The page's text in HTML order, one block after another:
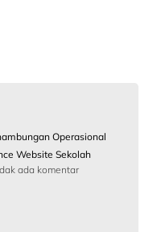
Operasional
Website Sekolah
ada komentar